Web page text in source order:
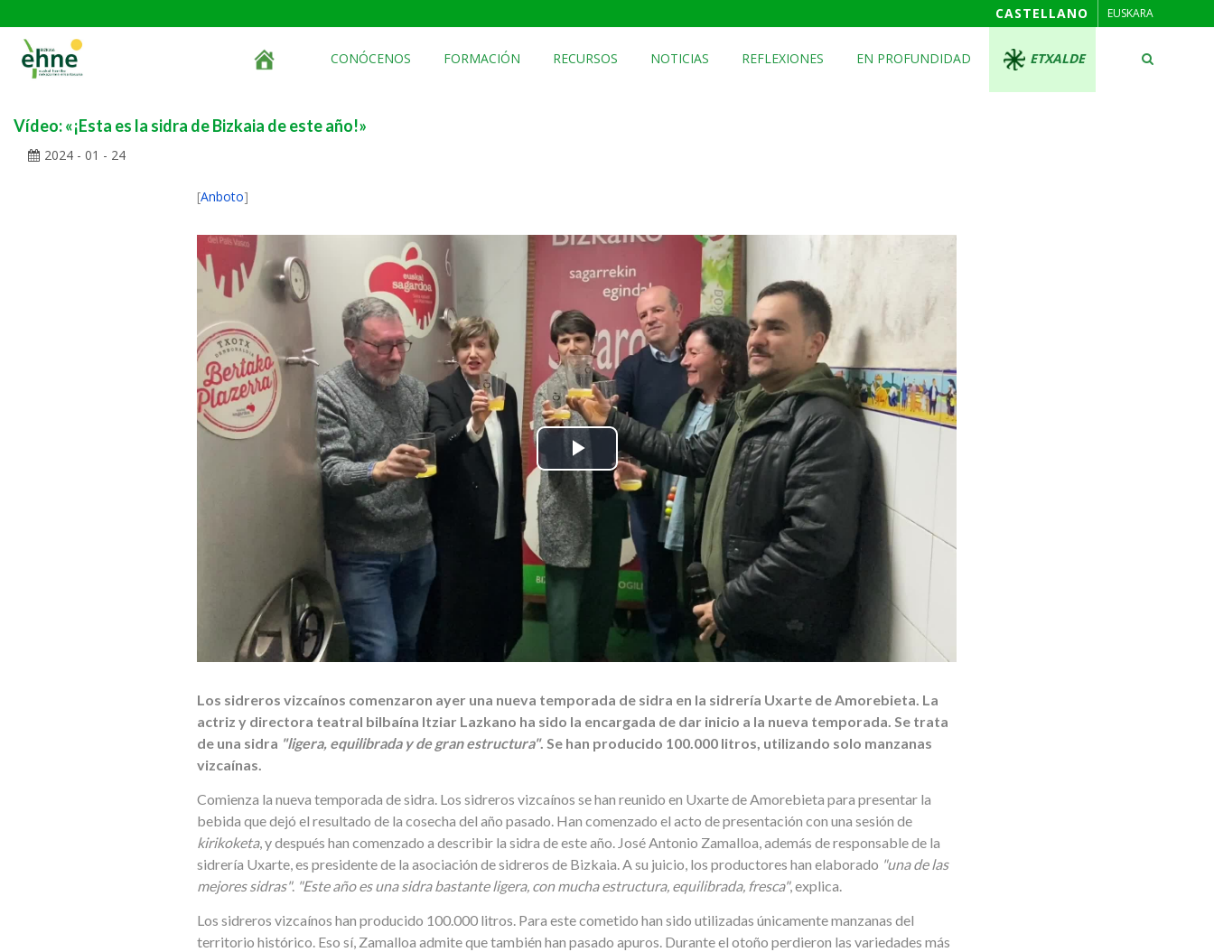
CASTELLANO EUSKARA
CONÓCENOS FORMACIÓN RECURSOS NOTICIAS REFLEXIONES EN PROFUNDIDAD ETXALDE
Vídeo: «¡Esta es la sidra de Bizkaia de este año!»
2024 - 01 - 24
[Anboto]
Los sidreros vizcaínos comenzaron ayer una nueva temporada de sidra en la sidrería Uxarte de Amorebieta. La
actriz y directora teatral bilbaína Itziar Lazkano ha sido la encargada de dar inicio a la nueva temporada. Se trata
de una sidra "ligera, equilibrada y de gran estructura". Se han producido 100.000 litros, utilizando solo manzanas
vizcaínas.
Comienza la nueva temporada de sidra. Los sidreros vizcaínos se han reunido en Uxarte de Amorebieta para presentar la
bebida que dejó el resultado de la cosecha del año pasado. Han comenzado el acto de presentación con una sesión de
kirikoketa, y después han comenzado a describir la sidra de este año. José Antonio Zamalloa, además de responsable de la
sidrería Uxarte, es presidente de la asociación de sidreros de Bizkaia. A su juicio, los productores han elaborado "una de las
mejores sidras". "Este año es una sidra bastante ligera, con mucha estructura, equilibrada, fresca", explica.
Los sidreros vizcaínos han producido 100.000 litros. Para este cometido han sido utilizadas únicamente manzanas del
territorio histórico. Eso sí, Zamalloa admite que también han pasado apuros. Durante el otoño perdieron las variedades más